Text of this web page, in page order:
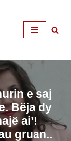
e saj
Bëja dy
ai’!
gruan..